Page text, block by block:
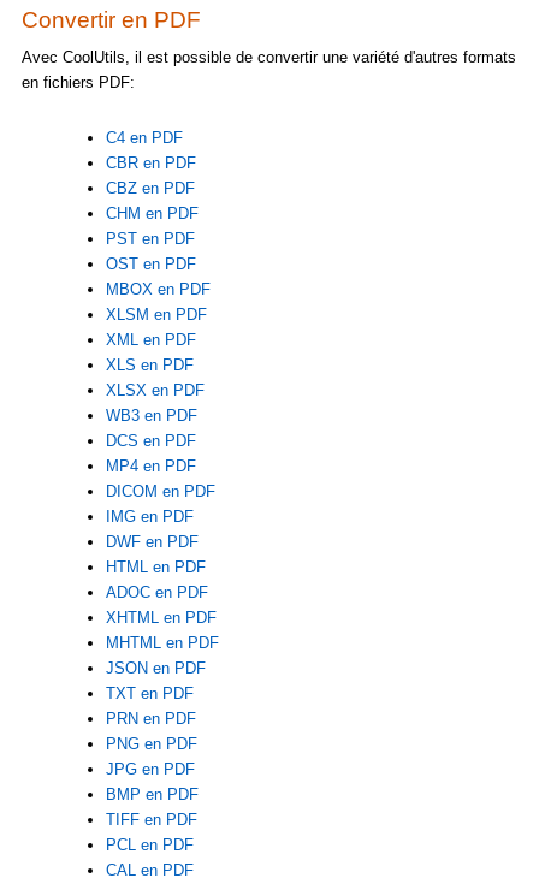
Convertir en PDF
Avec CoolUtils, il est possible de convertir une variété d'autres formats
en fichiers PDF:
C4 en PDF
CBR en PDF
CBZ en PDF
CHM en PDF
PST en PDF
OST en PDF
MBOX en PDF
XLSM en PDF
XML en PDF
XLS en PDF
XLSX en PDF
WB3 en PDF
DCS en PDF
MP4 en PDF
DICOM en PDF
IMG en PDF
DWF en PDF
HTML en PDF
ADOC en PDF
XHTML en PDF
MHTML en PDF
JSON en PDF
TXT en PDF
PRN en PDF
PNG en PDF
JPG en PDF
BMP en PDF
TIFF en PDF
PCL en PDF
CAL en PDF